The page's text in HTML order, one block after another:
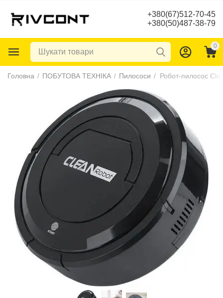
+380(67)512-70-45
+380(50)487-38-79
0
Головна / ПОБУТОВА ТЕХНІКА / Пилососи /